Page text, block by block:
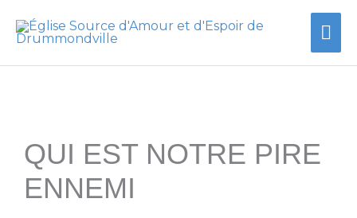
QUI EST NOTRE PIRE
ENNEMI